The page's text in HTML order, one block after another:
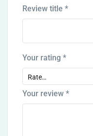
Review title *
Your rating *
Your review *